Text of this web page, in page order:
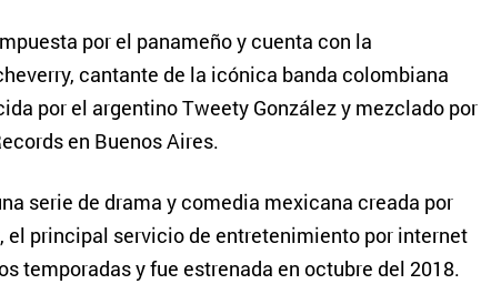
por el panameño y cuenta con la
cantante de la icónica banda colombiana
por el argentino Tweety González y mezclado por
en Buenos Aires.
serie de drama y comedia mexicana creada por
el principal servicio de entretenimiento por internet
temporadas y fue estrenada en octubre del 2018.